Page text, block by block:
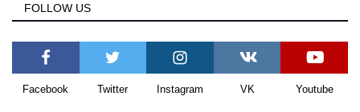
FOLLOW US
Facebook Twitter Instagram VK Youtube